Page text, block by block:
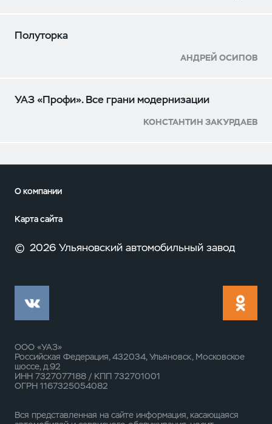
Полуторка
АНДРЕЙ ОСИПОВ
УАЗ «Профи». Все грани модернизации
КОНСТАНТИН ЗАКУРДАЕВ
О компании
Карта сайта
© 2026 Ульяновский автомобильный завод
ООО «УАЗ»
Российская Федерация, 432034, Ульяновск, Московское
шоссе, д.92
ИНН 7327077188 / КПП 732701001
ОГРН 1167325054082
Вся представленная на сайте информация, касающаяся